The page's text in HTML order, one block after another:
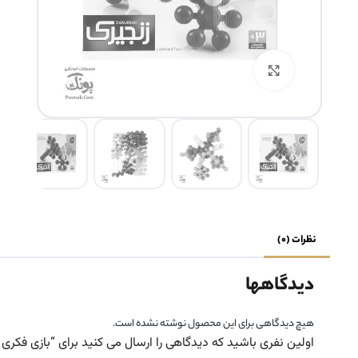
نظرات (0)
دیدگاهها
هیچ دیدگاهی برای این محصول نوشته نشده است.
اولین نفری باشید که دیدگاهی را ارسال می کنید برای “بازی